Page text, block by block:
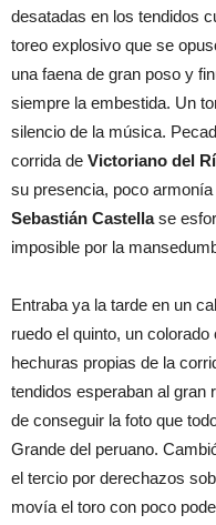
desatadas en los tendidos
toreo explosivo que se
una faena de gran poso y
siempre la embestida. Un
silencio de la música.
corrida de Victoriano del
su presencia, poco
Sebastián Castellase
imposible por la
Entraba ya la tarde en un
ruedo el quinto, un
hechuras propias de la
tendidos esperaban al gran
de conseguir la foto que
Grande del peruano.
el tercio por derechazos
movía el toro con poco